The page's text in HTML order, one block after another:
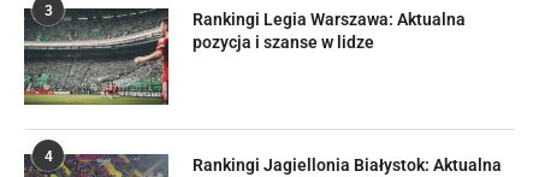
3
Rankingi Legia Warszawa: Aktualna
pozycja i szanse w lidze
4
Rankingi Jagiellonia Białystok: Aktualna